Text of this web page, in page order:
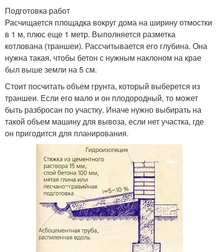
Подготовка работ
Расчищается площадка вокруг дома на ширину отмостки
в 1 м, плюс еще 1 метр. Выполняется разметка
котлована (траншеи). Рассчитывается его глубина. Она
нужна такая, чтобы бетон с нужным наклоном на крае
был выше земли на 5 см.
Стоит посчитать объем грунта, который выберется из
траншеи. Если его мало и он плодородный, то может
быть разбросан по участку. Иначе нужно выбирать на
такой объем машину для вывоза, если нет участка, где
он пригодится для планирования.